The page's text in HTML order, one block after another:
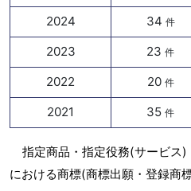
2024 34 件
2023 23 件
2022 20 件
2021 35 件
指定商品・指定役務(サービス)
における商標(商標出願・登録商